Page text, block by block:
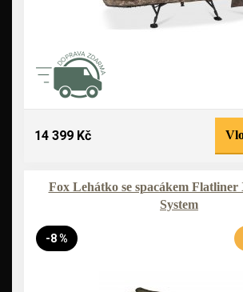
14 399 Kč
Fox Lehátko se spacákem Flatliner
System
-8 %